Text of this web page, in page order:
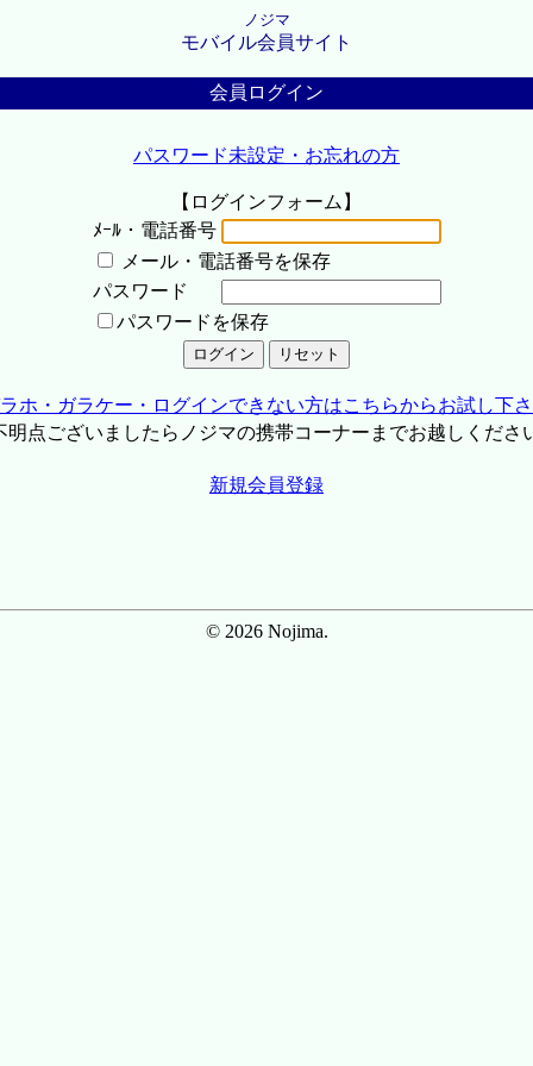
ノジマ
モバイル会員サイト
会員ログイン
パスワード未設定・お忘れの方
【ログインフォーム】
ﾒｰﾙ・電話番号
メール・電話番号を保存
パスワード
パスワードを保存
ホ・ガラケー・ログインできない方はこちらからお試し下
点ございましたらノジマの携帯コーナーまでお越しくださ
新規会員登録
© 2026 Nojima.